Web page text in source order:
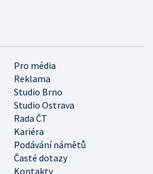
Pro média
Reklama
Studio Brno
Studio Ostrava
Rada ČT
Kariéra
Podávání námětů
Časté dotazy
Kontakty